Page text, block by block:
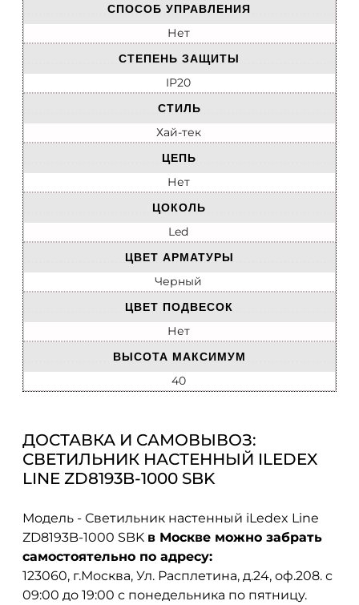
СПОСОБ УПРАВЛЕНИЯ
Нет
СТЕПЕНЬ ЗАЩИТЫ
IP20
СТИЛЬ
Хай-тек
ЦЕПЬ
Нет
ЦОКОЛЬ
Led
ЦВЕТ АРМАТУРЫ
Черный
ЦВЕТ ПОДВЕСОК
Нет
ВЫСОТА МАКСИМУМ
40
ДОСТАВКА И САМОВЫВОЗ:
СВЕТИЛЬНИК НАСТЕННЫЙ ILEDEX
LINE ZD8193B-1000 SBK
Модель - Светильник настенный iLedex Line
ZD8193B-1000 SBK в Москве можно забрать
самостоятельно по адресу:
123060, г.Москва, Ул. Расплетина, д.24, оф.208. с
09:00 до 19:00 с понедельника по пятницу.